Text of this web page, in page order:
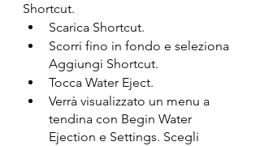
Shortcut.
Scarica Shortcut.
Scorri fino in fondo e seleziona
Aggiungi Shortcut.
Tocca Water Eject.
Verrà visualizzato un menu a
tendina con Begin Water
Ejection e Settings. Scegli